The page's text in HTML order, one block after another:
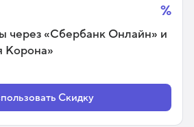
%
через «Сбербанк Онлайн» и
Корона»
Скидку